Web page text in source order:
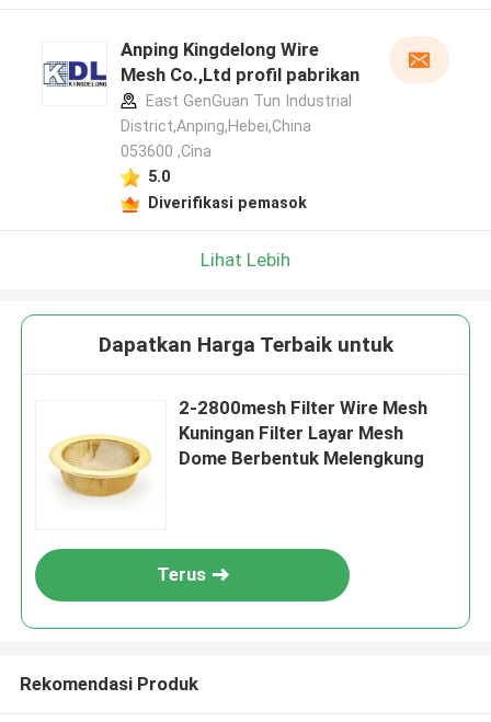
Anping Kingdelong Wire
Mesh Co.,Ltd profil pabrikan
East GenGuan Tun Industrial
District,Anping,Hebei,China
053600 ,Cina
5.0
Diverifikasi pemasok
Lihat Lebih
Dapatkan Harga Terbaik untuk
2-2800mesh Filter Wire Mesh
Kuningan Filter Layar Mesh
Dome Berbentuk Melengkung
Terus
Rekomendasi Produk